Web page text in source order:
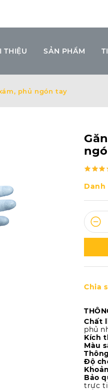
THIỆU SẢN PHẨM
phủ ngón tay
Danh
Chia
Chất
phủ
Kích
Màu
Độ
Bảo
trực